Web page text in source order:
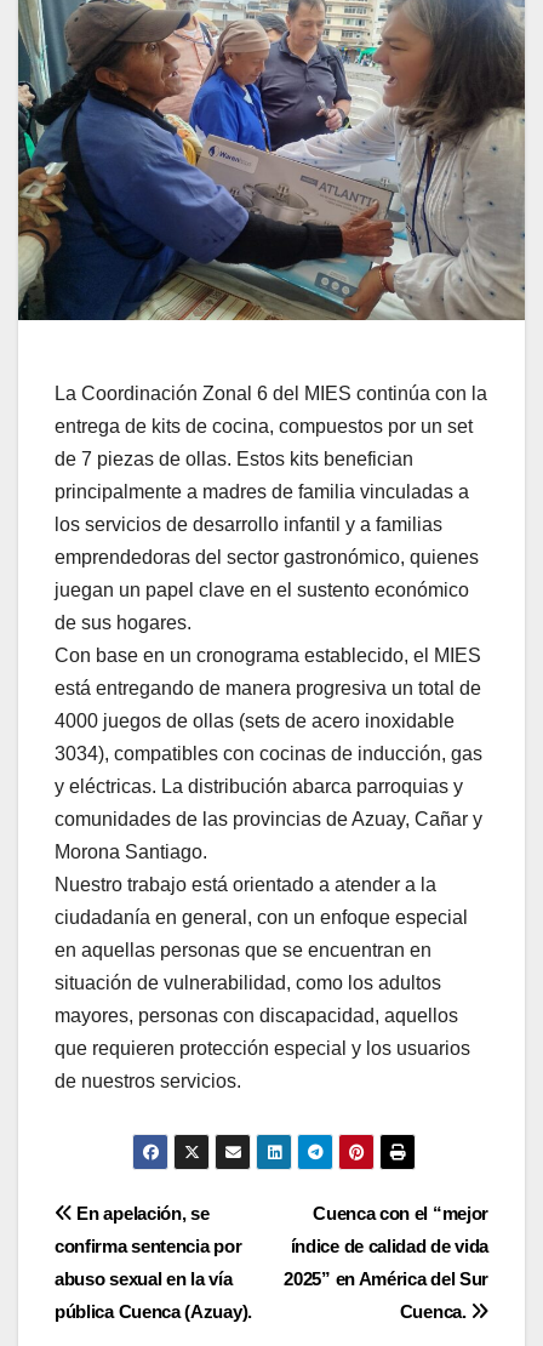
La Coordinación Zonal 6 del MIES continúa con la
entrega de kits de cocina, compuestos por un set
de 7 piezas de ollas. Estos kits benefician
principalmente a madres de familia vinculadas a
los servicios de desarrollo infantil y a familias
emprendedoras del sector gastronómico, quienes
juegan un papel clave en el sustento económico
de sus hogares.
Con base en un cronograma establecido, el MIES
está entregando de manera progresiva un total de
4000 juegos de ollas (sets de acero inoxidable
3034), compatibles con cocinas de inducción, gas
y eléctricas. La distribución abarca parroquias y
comunidades de las provincias de Azuay, Cañar y
Morona Santiago.
Nuestro trabajo está orientado a atender a la
ciudadanía en general, con un enfoque especial
en aquellas personas que se encuentran en
situación de vulnerabilidad, como los adultos
mayores, personas con discapacidad, aquellos
que requieren protección especial y los usuarios
de nuestros servicios.
Navegación
de
entradas
Cuenca con el “mejor
índice de calidad de vida
2025” en América del Sur
Cuenca.
En apelación, se
confirma sentencia por
abuso sexual en la vía
pública Cuenca (Azuay).